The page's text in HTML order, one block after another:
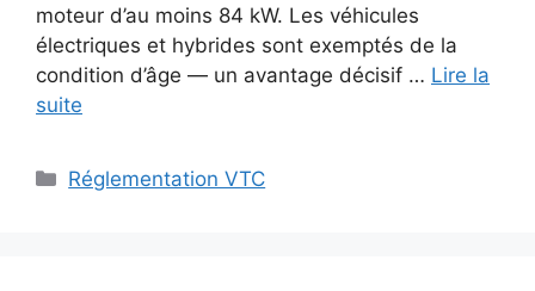
moteur d’au moins 84 kW. Les véhicules
électriques et hybrides sont exemptés de la
condition d’âge — un avantage décisif … Lire la
suite
Catégories
Réglementation VTC